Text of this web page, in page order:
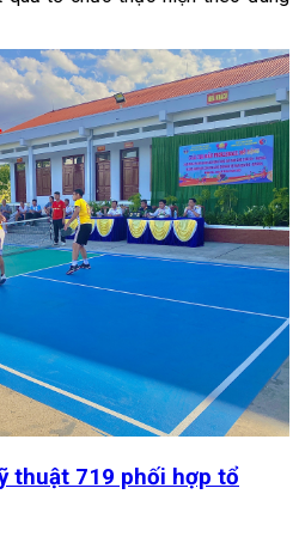
thuật 719 phối hợp tổ